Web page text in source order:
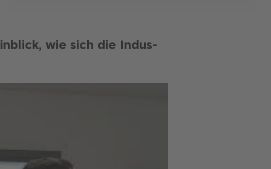
wie sich die Indus­